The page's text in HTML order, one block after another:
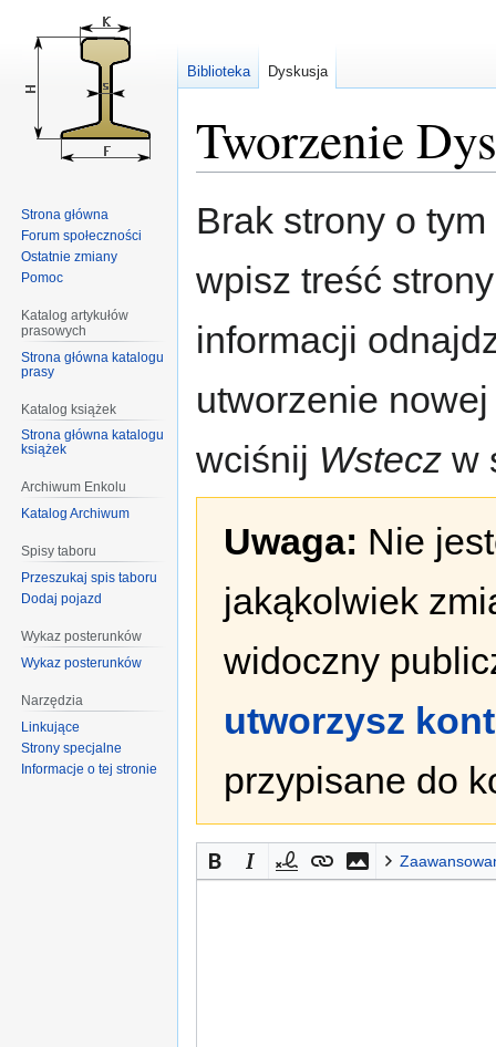
Tworzenie
do
do
Brak strony o
wpisz treść
informacji
utworzenie
wciśnij Wstecz w
Uwaga: Nie
jakąkolwiek
widoczny
utworzysz
przypisane do
Biblioteka Dyskusja
Strona główna
Forum społeczności
Ostatnie zmiany
Pomoc
Katalog artykułów
prasowych
Strona główna katalogu
prasy
Katalog książek
Strona główna katalogu
książek
Archiwum Enkolu
Katalog Archiwum
Spisy taboru
Przeszukaj spis taboru
Dodaj pojazd
Wykaz posterunków
Wykaz posterunków
Narzędzia
Linkujące
Strony specjalne
Informacje o tej stronie